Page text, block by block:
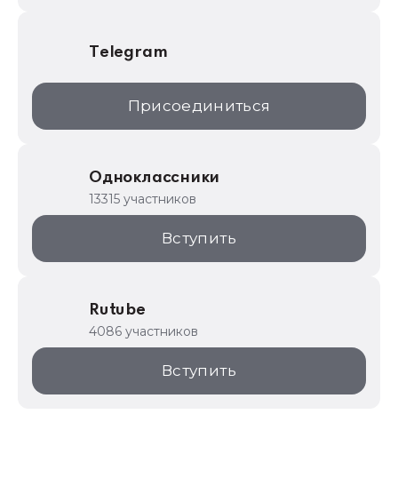
Telegram
Присоединиться
Одноклассники
13315 участников
Вступить
Rutube
4086 участников
Вступить